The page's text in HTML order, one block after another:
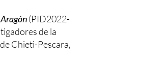
(PID2022-
de la
Chieti-Pescara,